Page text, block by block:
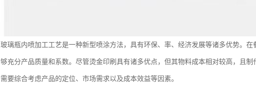
玻璃瓶内喷加工工艺是一种新型喷涂方法，具有环保、率、经济发展等诸多优势。
够充分产品质量和系数。尽管烫金印刷具有诸多优点，但其物料成本相对较高，且
需要综合考虑产品的定位、市场需求以及成本效益等因素。